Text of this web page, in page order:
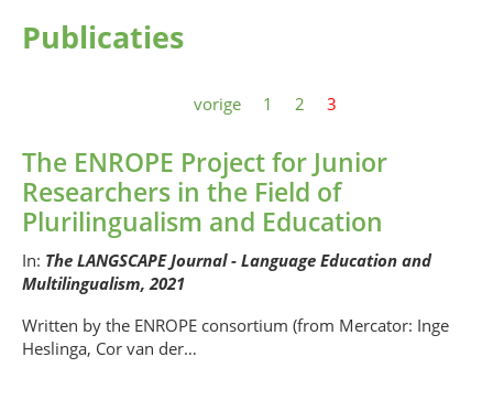
Publicaties
vorige 1 2 3
The ENROPE Project for Junior
Researchers in the Field of
Plurilingualism and Education
In: The LANGSCAPE Journal - Language Education and
Multilingualism, 2021
Written by the ENROPE consortium (from Mercator: Inge
Heslinga, Cor van der…